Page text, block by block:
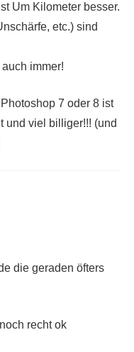
Um Kilometer besser.
etc.) sind
immer!
7 oder 8 ist
und viel billiger!!! (und
die geraden öfters
recht ok